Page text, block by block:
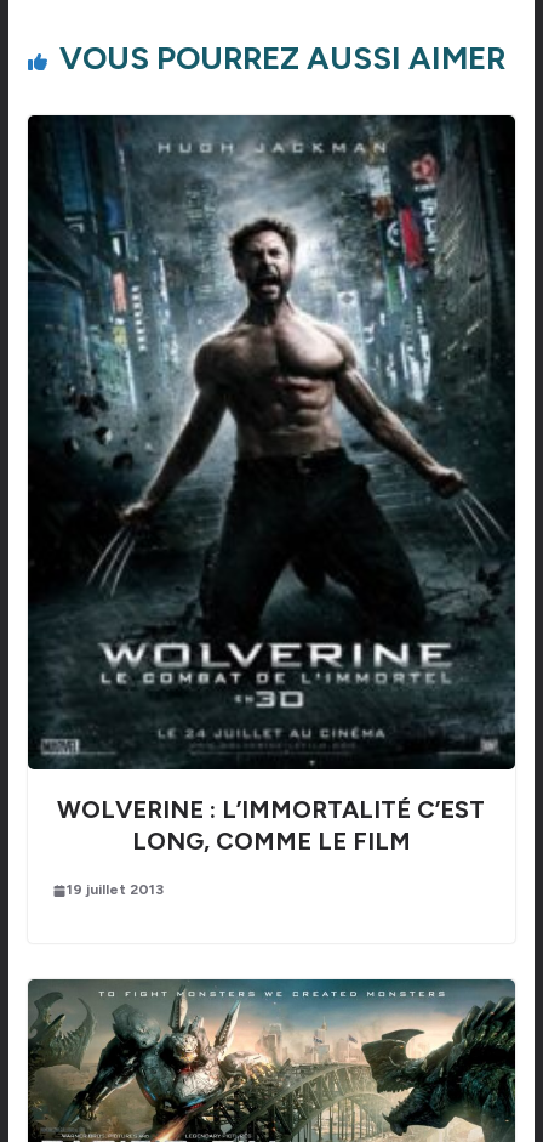
VOUS POURREZ AUSSI AIMER
WOLVERINE : L’IMMORTALITÉ C’EST
LONG, COMME LE FILM
19 juillet 2013